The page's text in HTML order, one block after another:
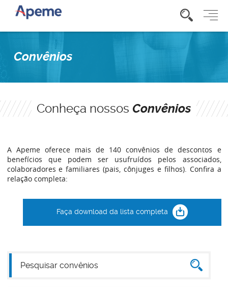
Convênios
Conheça nossos Convênios
A Apeme oferece mais de 140 convênios de descontos e
benefícios que podem ser usufruídos pelos associados,
colaboradores e familiares (pais, cônjuges e filhos). Confira a
relação completa:
Faça download da lista completa